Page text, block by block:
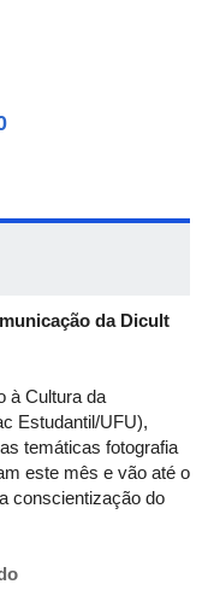
da Dicult
à Cultura da
Estudantil/UFU),
temáticas fotografia
este mês e vão até o
conscientização do
ser realizadas pelo